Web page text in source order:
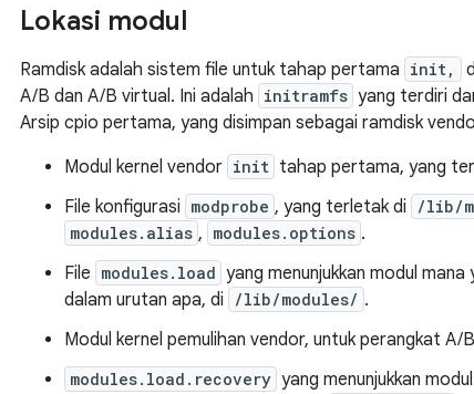
Lokasi modul
Ramdisk adalah sistem file untuk tahap pertama init,
A/B dan A/B virtual. Ini adalah initramfs yang terdiri
Arsip cpio pertama, yang disimpan sebagai ramdisk
Modul kernel vendor init tahap pertama, yang
File konfigurasi modprobe , yang terletak di /lib/
modules.alias , modules.options .
File modules.load yang menunjukkan modul
dalam urutan apa, di
/lib/modules/ .
Modul kernel pemulihan vendor, untuk perangkat A/
modules.load.recovery yang menunjukkan